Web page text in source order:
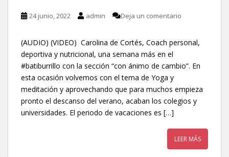
24 junio, 2022 admin Deja un comentario
(AUDIO) (VIDEO) Carolina de Cortés, Coach personal,
deportiva y nutricional, una semana más en el
#batiburrillo con la sección “con ánimo de cambio”. En
esta ocasión volvemos con el tema de Yoga y
meditación y aprovechando que para muchos empieza
pronto el descanso del verano, acaban los colegios y
universidades. El periodo de vacaciones es […]
LEER MÁS